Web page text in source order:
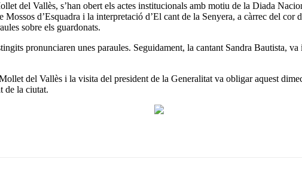
del Vallès, s’han obert els actes institucionals amb motiu de la Diada
d’Esquadra i la interpretació d’El cant de la Senyera, a càrrec del
sobre els guardonats.
pronunciaren unes paraules. Seguidament, la cantant Sandra Bautista,
del Vallès i la visita del president de la Generalitat va obligar aquest
de la ciutat.